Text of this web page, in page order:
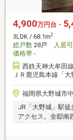
4,900万円台・
3LDK / 68.1m2
総戸数 28戸 入居
価格帯 -
西鉄天神大牟田
ＪＲ鹿児島本線「
福岡県大野城市
JR「大野城」駅
アクセス。全邸南
駅」誕生！